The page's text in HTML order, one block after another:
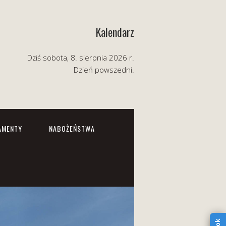
Kalendarz
Dziś sobota, 8. sierpnia 2026 r.
Dzień powszedni.
NABOŻEŃSTWA